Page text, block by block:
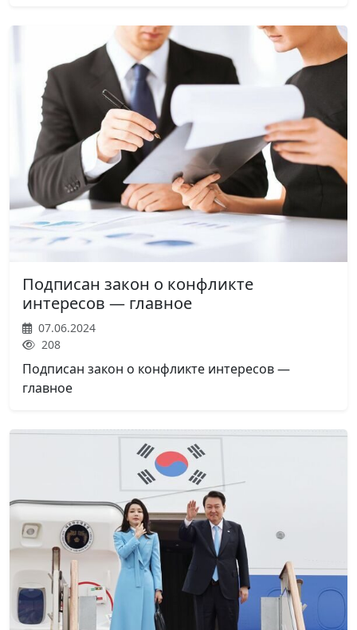
Подписан закон о конфликте
интересов — главное
07.06.2024
208
Подписан закон о конфликте интересов —
главное